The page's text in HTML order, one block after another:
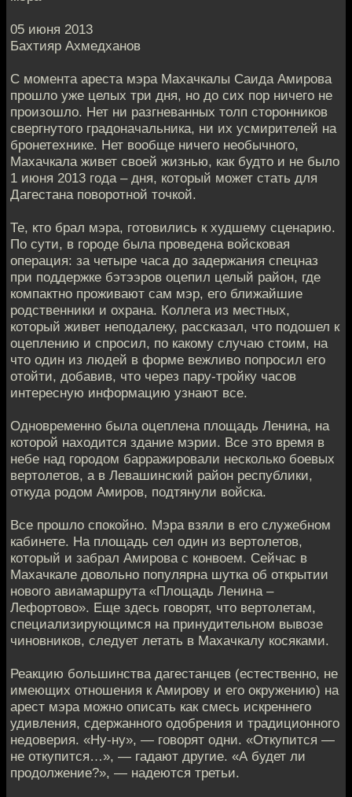
05 июня 2013
Бахтияр Ахмедханов
С момента ареста мэра Махачкалы Саида Амирова
прошло уже целых три дня, но до сих пор ничего не
произошло. Нет ни разгневанных толп сторонников
свергнутого градоначальника, ни их усмирителей на
бронетехнике. Нет вообще ничего необычного,
Махачкала живет своей жизнью, как будто и не было
1 июня 2013 года – дня, который может стать для
Дагестана поворотной точкой.
Те, кто брал мэра, готовились к худшему сценарию.
По сути, в городе была проведена войсковая
операция: за четыре часа до задержания спецназ
при поддержке бэтээров оцепил целый район, где
компактно проживают сам мэр, его ближайшие
родственники и охрана. Коллега из местных,
который живет неподалеку, рассказал, что подошел к
оцеплению и спросил, по какому случаю стоим, на
что один из людей в форме вежливо попросил его
отойти, добавив, что через пару-тройку часов
интересную информацию узнают все.
Одновременно была оцеплена площадь Ленина, на
которой находится здание мэрии. Все это время в
небе над городом барражировали несколько боевых
вертолетов, а в Левашинский район республики,
откуда родом Амиров, подтянули войска.
Все прошло спокойно. Мэра взяли в его служебном
кабинете. На площадь сел один из вертолетов,
который и забрал Амирова с конвоем. Сейчас в
Махачкале довольно популярна шутка об открытии
нового авиамаршрута «Площадь Ленина –
Лефортово». Еще здесь говорят, что вертолетам,
специализирующимся на принудительном вывозе
чиновников, следует летать в Махачкалу косяками.
Реакцию большинства дагестанцев (естественно, не
имеющих отношения к Амирову и его окружению) на
арест мэра можно описать как смесь искреннего
удивления, сдержанного одобрения и традиционного
недоверия. «Ну-ну», — говорят одни. «Откупится —
не откупится…», — гадают другие. «А будет ли
продолжение?», — надеются третьи.